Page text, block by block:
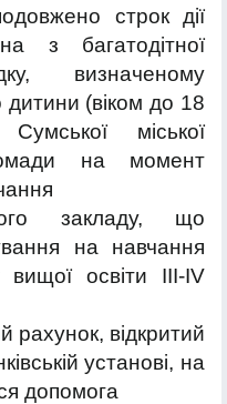
строк дії
з багатодітної
визначеному
(віком до 18
міської
на момент
закладу, що
на навчання
освіти ІІІ-ІV
рахунок, відкритий
установі, на
допомога